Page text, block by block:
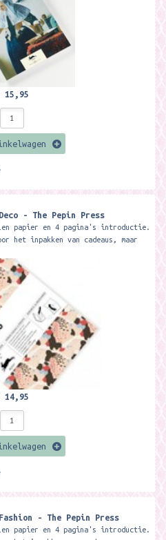
15,95
- The Pepin Press
papier en 4 pagina's introductie.
het inpakken van cadeaus, maar
14,95
- The Pepin Press
papier en 4 pagina's introductie.